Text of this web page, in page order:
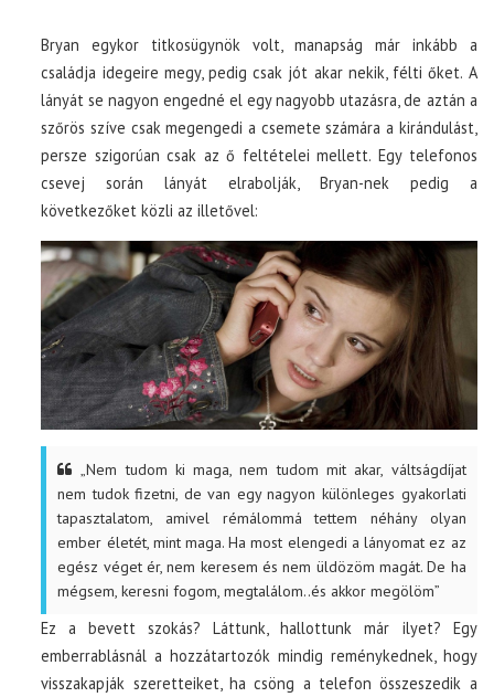
Bryan egykor titkosügynök volt, manapság már inkább a
családja idegeire megy, pedig csak jót akar nekik, félti őket. A
lányát se nagyon engedné el egy nagyobb utazásra, de aztán a
szőrös szíve csak megengedi a csemete számára a kirándulást,
persze szigorúan csak az ő feltételei mellett. Egy telefonos
csevej során lányát elrabolják, Bryan-nek pedig a
következőket közli az illetővel:
„Nem tudom ki maga, nem tudom mit akar, váltságdíjat
nem tudok fizetni, de van egy nagyon különleges gyakorlati
tapasztalatom, amivel rémálommá tettem néhány olyan
ember életét, mint maga. Ha most elengedi a lányomat ez az
egész véget ér, nem keresem és nem üldözöm magát. De ha
mégsem, keresni fogom, megtalálom..és akkor megölöm”
Ez a bevett szokás? Láttunk, hallottunk már ilyet? Egy
emberrablásnál a hozzátartozók mindig reménykednek, hogy
visszakapják szeretteiket, ha csöng a telefon összeszedik a